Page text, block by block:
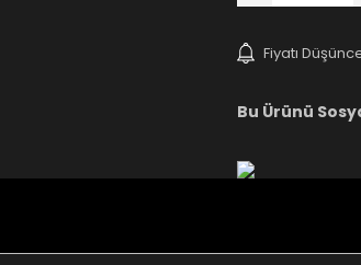
Fiyatı
Bu Ürünü